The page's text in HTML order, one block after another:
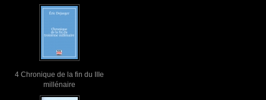
4 Chronique de la fin du IIIe
millénaire